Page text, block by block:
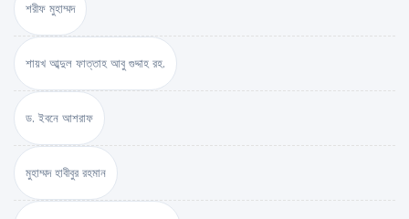
শরীফ মুহাম্মদ
শায়খ আব্দুল ফাত্তাহ আবু গুদ্দাহ রহ.
ড. ইবনে আশরাফ
মুহাম্মদ হাবীবুর রহমান